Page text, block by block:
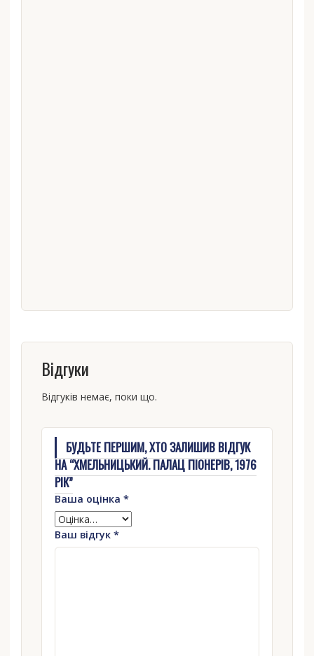
Відгуки
Відгуків немає, поки що.
БУДЬТЕ ПЕРШИМ, ХТО ЗАЛИШИВ ВІДГУК
НА “ХМЕЛЬНИЦЬКИЙ. ПАЛАЦ ПІОНЕРІВ, 1976
РІК”
Ваша оцінка *
Ваш відгук *